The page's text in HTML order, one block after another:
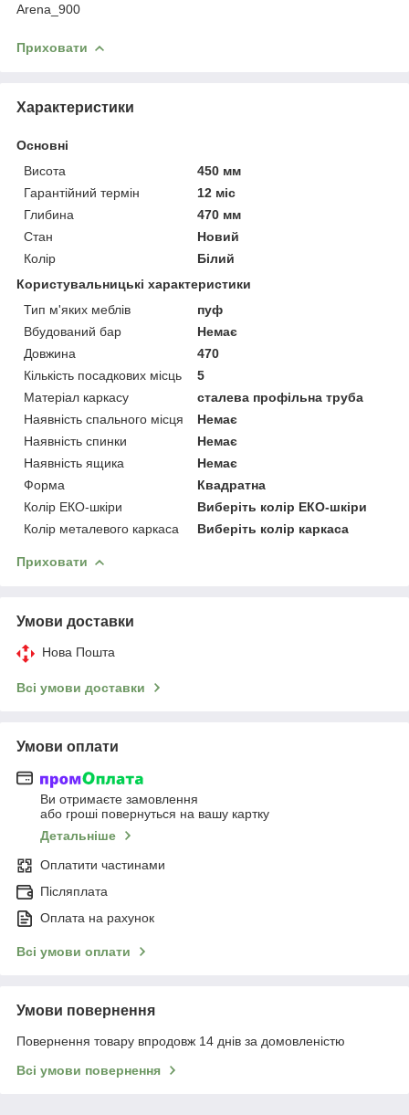
Arena_900
Приховати
Характеристики
Основні
Висота
450 мм
Гарантійний термін
12 міс
Глибина
470 мм
Стан
Новий
Колір
Білий
Користувальницькі характеристики
Тип м'яких меблів
пуф
Вбудований бар
Немає
Довжина
470
Кількість посадкових місць
5
Матеріал каркасу
сталева профільна труба
Наявність спального місця
Немає
Наявність спинки
Немає
Наявність ящика
Немає
Форма
Квадратна
Колір ЕКО-шкіри
Виберіть колір ЕКО-шкіри
Колір металевого каркаса
Виберіть колір каркаса
Приховати
Умови доставки
Нова Пошта
Всі умови доставки
Умови оплати
Ви отримаєте замовлення
або гроші повернуться на вашу картку
Детальніше
Оплатити частинами
Післяплата
Оплата на рахунок
Всі умови оплати
Умови повернення
Повернення товару впродовж 14 днів за домовленістю
Всі умови повернення